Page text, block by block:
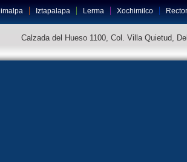
Iztapalapa Lerma Xochimilco
Calzada del Hueso 1100, Col. Villa Quietud,